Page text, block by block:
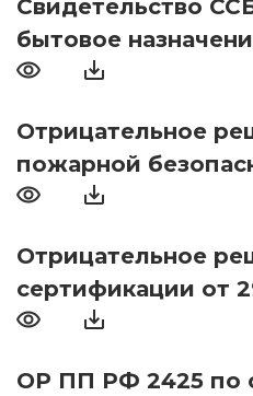
Свидетельство
бытовое
Отрицательное
пожарной
Отрицательное
сертификации от
ОР ПП РФ 2425 по